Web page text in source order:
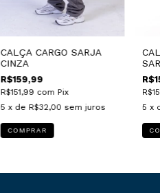
CALÇA CARGO SARJA
CINZA
R$159,99
R$151,99 com Pix
5 x de R$32,00 sem juros
COMPRAR
5 x